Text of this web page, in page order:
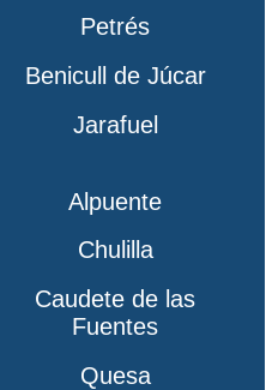
Petrés
Benicull de Júcar
Jarafuel
Alpuente
Chulilla
Caudete de las
Fuentes
Quesa